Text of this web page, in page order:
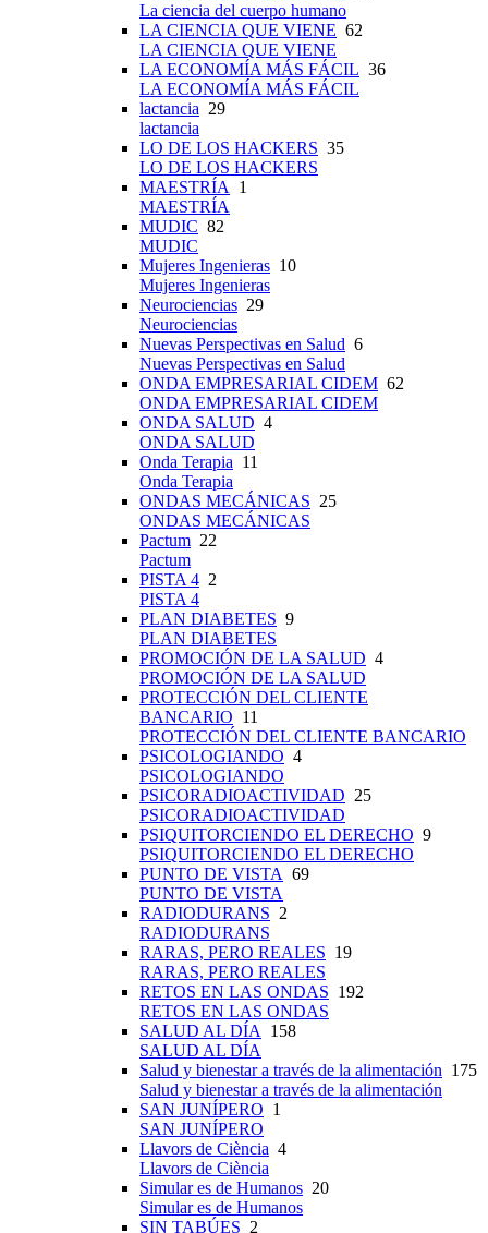
La ciencia del cuerpo humano
LA CIENCIA QUE VIENE 62
LA CIENCIA QUE VIENE
LA ECONOMÍA MÁS FÁCIL 36
LA ECONOMÍA MÁS FÁCIL
lactancia 29
lactancia
LO DE LOS HACKERS 35
LO DE LOS HACKERS
MAESTRÍA
1
MAESTRÍA
MUDIC 82
MUDIC
Mujeres Ingenieras 10
Mujeres Ingenieras
Neurociencias 29
Neurociencias
Nuevas Perspectivas en Salud 6
Nuevas Perspectivas en Salud
ONDA EMPRESARIAL CIDEM 62
ONDA EMPRESARIAL CIDEM
ONDA SALUD 4
ONDA SALUD
Onda Terapia 11
Onda Terapia
ONDAS MECÁNICAS 25
ONDAS MECÁNICAS
Pactum 22
Pactum
PISTA 4 2
PISTA 4
PLAN DIABETES 9
PLAN DIABETES
PROMOCIÓN DE LA SALUD 4
PROMOCIÓN DE LA SALUD
PROTECCIÓN DEL CLIENTE
BANCARIO 11
PROTECCIÓN DEL CLIENTE BANCARIO
PSICOLOGIANDO 4
PSICOLOGIANDO
PSICORADIOACTIVIDAD 25
PSICORADIOACTIVIDAD
PSIQUITORCIENDO EL DERECHO 9
PSIQUITORCIENDO EL DERECHO
PUNTO DE VISTA 69
PUNTO DE VISTA
RADIODURANS 2
RADIODURANS
RARAS, PERO REALES 19
RARAS, PERO REALES
RETOS EN LAS ONDAS 192
RETOS EN LAS ONDAS
SALUD AL DÍA
158
SALUD AL DÍA
Salud y bienestar a través de la alimentación 175
Salud y bienestar a través de la alimentación
SAN JUNÍPERO 1
SAN JUNÍPERO
Llavors de Ciència 4
Llavors de Ciència
Simular es de Humanos 20
Simular es de Humanos
SIN TABÚES 2